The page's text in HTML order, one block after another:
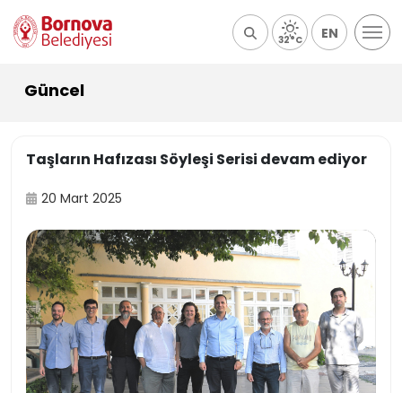
32°C EN
Güncel
Taşların Hafızası Söyleşi Serisi devam ediyor
20 Mart 2025